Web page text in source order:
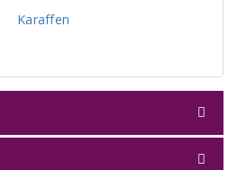
Karaffen